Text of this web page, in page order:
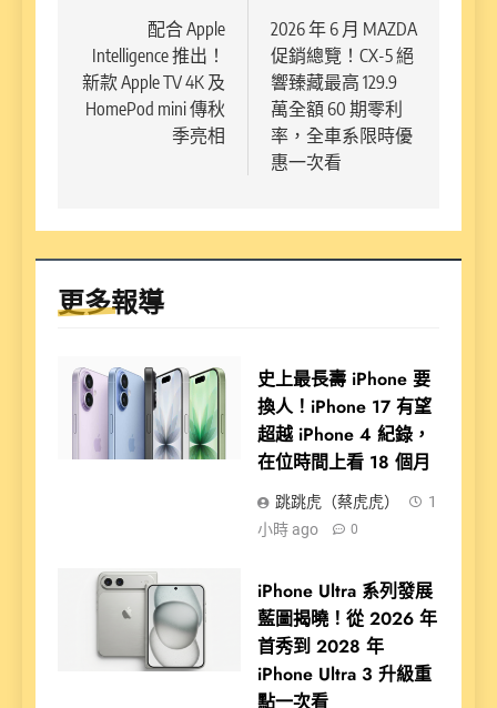
導
覽
配合 Apple
Intelligence 推出！
新款 Apple TV 4K 及
HomePod mini 傳秋
季亮相
2026 年 6 月 MAZDA
促銷總覽！CX-5 絕
響臻藏最高 129.9
萬全額 60 期零利
率，全車系限時優
惠一次看
更多報導
史上最長壽 iPhone 要
換人！iPhone 17 有望
超越 iPhone 4 紀錄，
在位時間上看 18 個月
跳跳虎（蔡虎虎）
1
小時 ago
0
iPhone Ultra 系列發展
藍圖揭曉！從 2026 年
首秀到 2028 年
iPhone Ultra 3 升級重
點一次看